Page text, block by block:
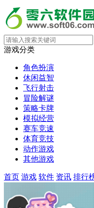
游戏分类
角色扮演
休闲益智
飞行射击
冒险解谜
策略卡牌
模拟经营
赛车竞速
体育竞技
动作游戏
其他游戏
首页 游戏 软件 资讯 排行